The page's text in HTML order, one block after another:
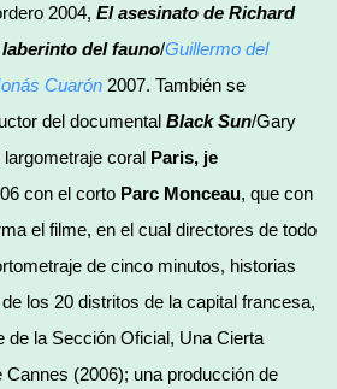
2004, El asesinato de Richard
del fauno/Guillermo del
Cuarón 2007. También se
del documental Black Sun/Gary
largometraje coral Paris, je
con el corto Parc Monceau, que con
el filme, en el cual directores de todo
de cinco minutos, historias
los 20 distritos de la capital francesa,
de la Sección Oficial, Una Cierta
Cannes (2006); una producción de